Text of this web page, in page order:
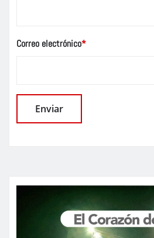
Correo electrónico*